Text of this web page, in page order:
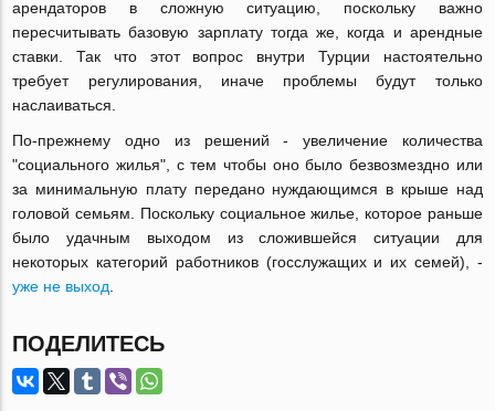
арендаторов в сложную ситуацию, поскольку важно
пересчитывать базовую зарплату тогда же, когда и арендные
ставки. Так что этот вопрос внутри Турции настоятельно
требует регулирования, иначе проблемы будут только
наслаиваться.
По-прежнему одно из решений - увеличение количества
"социального жилья", с тем чтобы оно было безвозмездно или
за минимальную плату передано нуждающимся в крыше над
головой семьям. Поскольку социальное жилье, которое раньше
было удачным выходом из сложившейся ситуации для
некоторых категорий работников (госслужащих и их семей), -
уже не выход
ПОДЕЛИТЕСЬ